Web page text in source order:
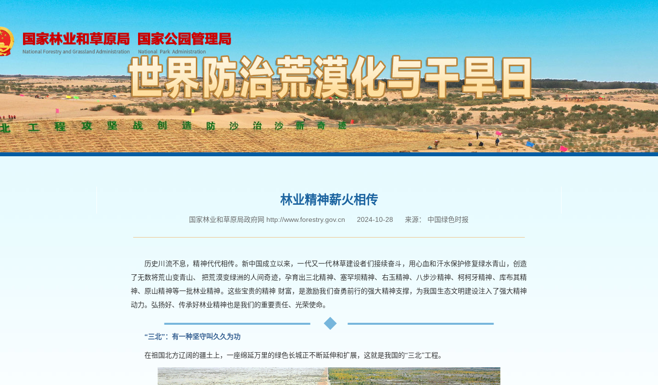
林业精神薪火相传
国家林业和草原局政府网 http://www.forestry.gov.cn 2024-10-28 来源： 中国绿色时报
历史川流不息，精神代代相传。新中国成立以来，一代又一代林草建设者们接续奋斗，用心血和汗水保护修复绿水青山，创造
了无数将荒山变青山、 把荒漠变绿洲的人间奇迹，孕育出三北精神、塞罕坝精神、右玉精神、八步沙精神、柯柯牙精神、库布其精
神、原山精神等一批林业精神。这些宝贵的精神 财富，是激励我们奋勇前行的强大精神支撑，为我国生态文明建设注入了强大精神
动力。弘扬好、传承好林业精神也是我们的重要责任、光荣使命。
“三北”：有一种坚守叫久久为功
在祖国北方辽阔的疆土上，一座绵延万里的绿色长城正不断延伸和扩展，这就是我国的“三北”工程。